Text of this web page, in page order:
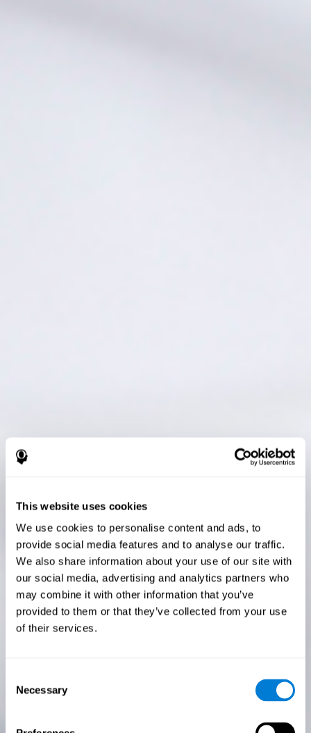
This website uses cookies
We use cookies to personalise content and ads, to
provide social media features and to analyse our traffic.
We also share information about your use of our site with
our social media, advertising and analytics partners who
may combine it with other information that you’ve
provided to them or that they’ve collected from your use
of their services.
Selection
Necessary